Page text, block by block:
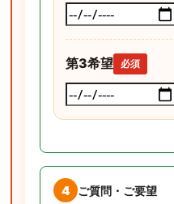
第3希望 必須
4 ご質問・ご要望